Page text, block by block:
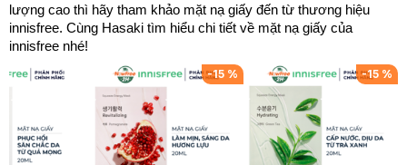
lượng cao thì hãy tham khảo mặt nạ giấy đến từ thương hiệu
innisfree. Cùng Hasaki tìm hiểu chi tiết về mặt nạ giấy của
innisfree nhé!
-15 % -15 %